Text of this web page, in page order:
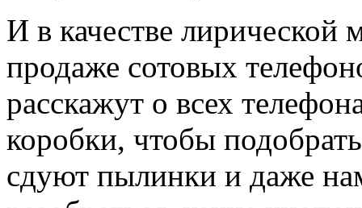
И в качестве лирической
продаже сотовых
расскажут о всех
коробки, чтобы
сдуют пылинки и даже